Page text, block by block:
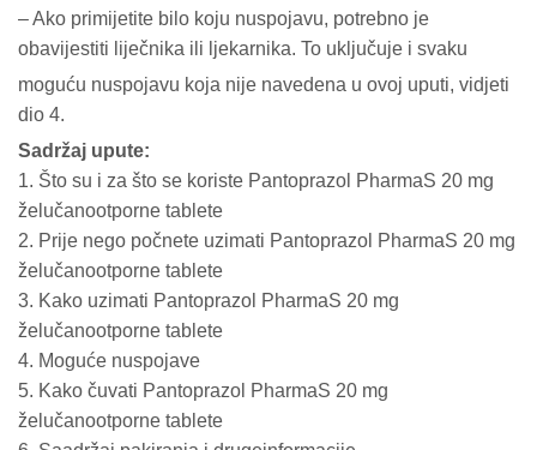
– Ako primijetite bilo koju nuspojavu, potrebno je
obavijestiti liječnika ili ljekarnika. To uključuje i svaku
moguću nuspojavu koja nije navedena u ovoj uputi, vidjeti
dio 4.
Sadržaj upute:
1. Što su i za što se koriste Pantoprazol PharmaS 20 mg
želučanootporne tablete
2. Prije nego počnete uzimati Pantoprazol PharmaS 20 mg
želučanootporne tablete
3. Kako uzimati Pantoprazol PharmaS 20 mg
želučanootporne tablete
4. Moguće nuspojave
5. Kako čuvati Pantoprazol PharmaS 20 mg
želučanootporne tablete